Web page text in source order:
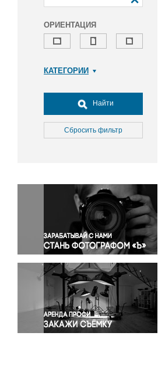
ОРИЕНТАЦИЯ
КАТЕГОРИИ
Досуг, туризм и отдых
Культура
Медицина
Окружающая среда
Политика
Правосудие
Происшествия и конфликты
Религия
Светская жизнь
Спорт
Экология
Экономика и бизнес
Найти
Сбросить фильтр